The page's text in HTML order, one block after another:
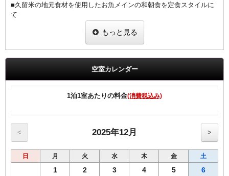
■久留米の地元食材を使用したお魚メインの和朝食を定食スタイルに
て
朝食営業時間ＡＭ7：00〜ＡＭ9：30（最終ご入店9：00まで）
ッズを2種類プレゼント ・グッズ一例 めぐりズム蒸気でホットアイ
マスク ビフェスタ うる落ち水クレンジング 足ひんやりシート
ＬＵＸ シャンプー＆コンディショナー ※内容については変更
になることもあります。ご了承下さい。
税を
別途申し受けますのであらかじめご了承願います。
※表示料金に宿泊税は含まれておりません。
【宿泊税額：室料(税別）お1人様1泊あたり】
20,000円未満200円
もっと見る
空室カレンダー
1泊1室あたりの料金(消費税込み)
< 2025年12月 >
日 月 火 水 木 金 土
1 2 3 4 5 6